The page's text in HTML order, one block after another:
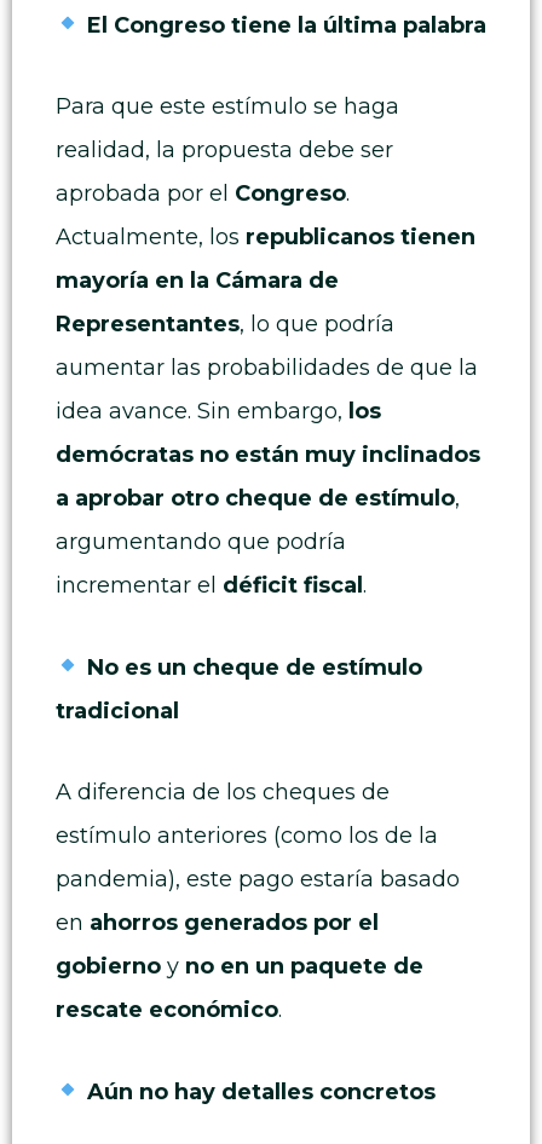
El Congreso tiene la última palabra
Para que este estímulo se haga
realidad, la propuesta debe ser
aprobada por el Congreso.
Actualmente, los republicanos tienen
mayoría en la Cámara de
Representantes, lo que podría
aumentar las probabilidades de que la
idea avance. Sin embargo, los
demócratas no están muy inclinados
a aprobar otro cheque de estímulo,
argumentando que podría
incrementar el déficit fiscal .
No es un cheque de estímulo
tradicional
A diferencia de los cheques de
estímulo anteriores (como los de la
pandemia), este pago estaría basado
en ahorros generados por el
gobierno y no en un paquete de
rescate económico.
Aún no hay detalles concretos